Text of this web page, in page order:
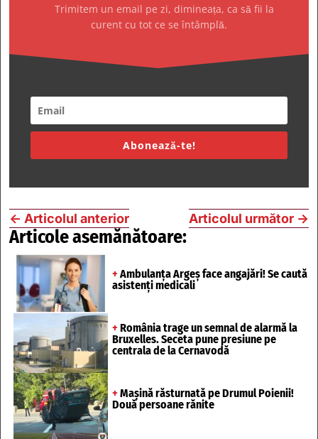
Trimitem un email pe zi, dimineața, ca să fii la
curent cu tot ce se întâmplă.
Abonează-te!
← Articolul anterior Articolul următor →
Articole asemănătoare:
+ Ambulanța Argeș face angajări! Se caută
asistenți medicali
+ România trage un semnal de alarmă la
Bruxelles. Seceta pune presiune pe
centrala de la Cernavodă
+ Mașină răsturnată pe Drumul Poienii!
Două persoane rănite